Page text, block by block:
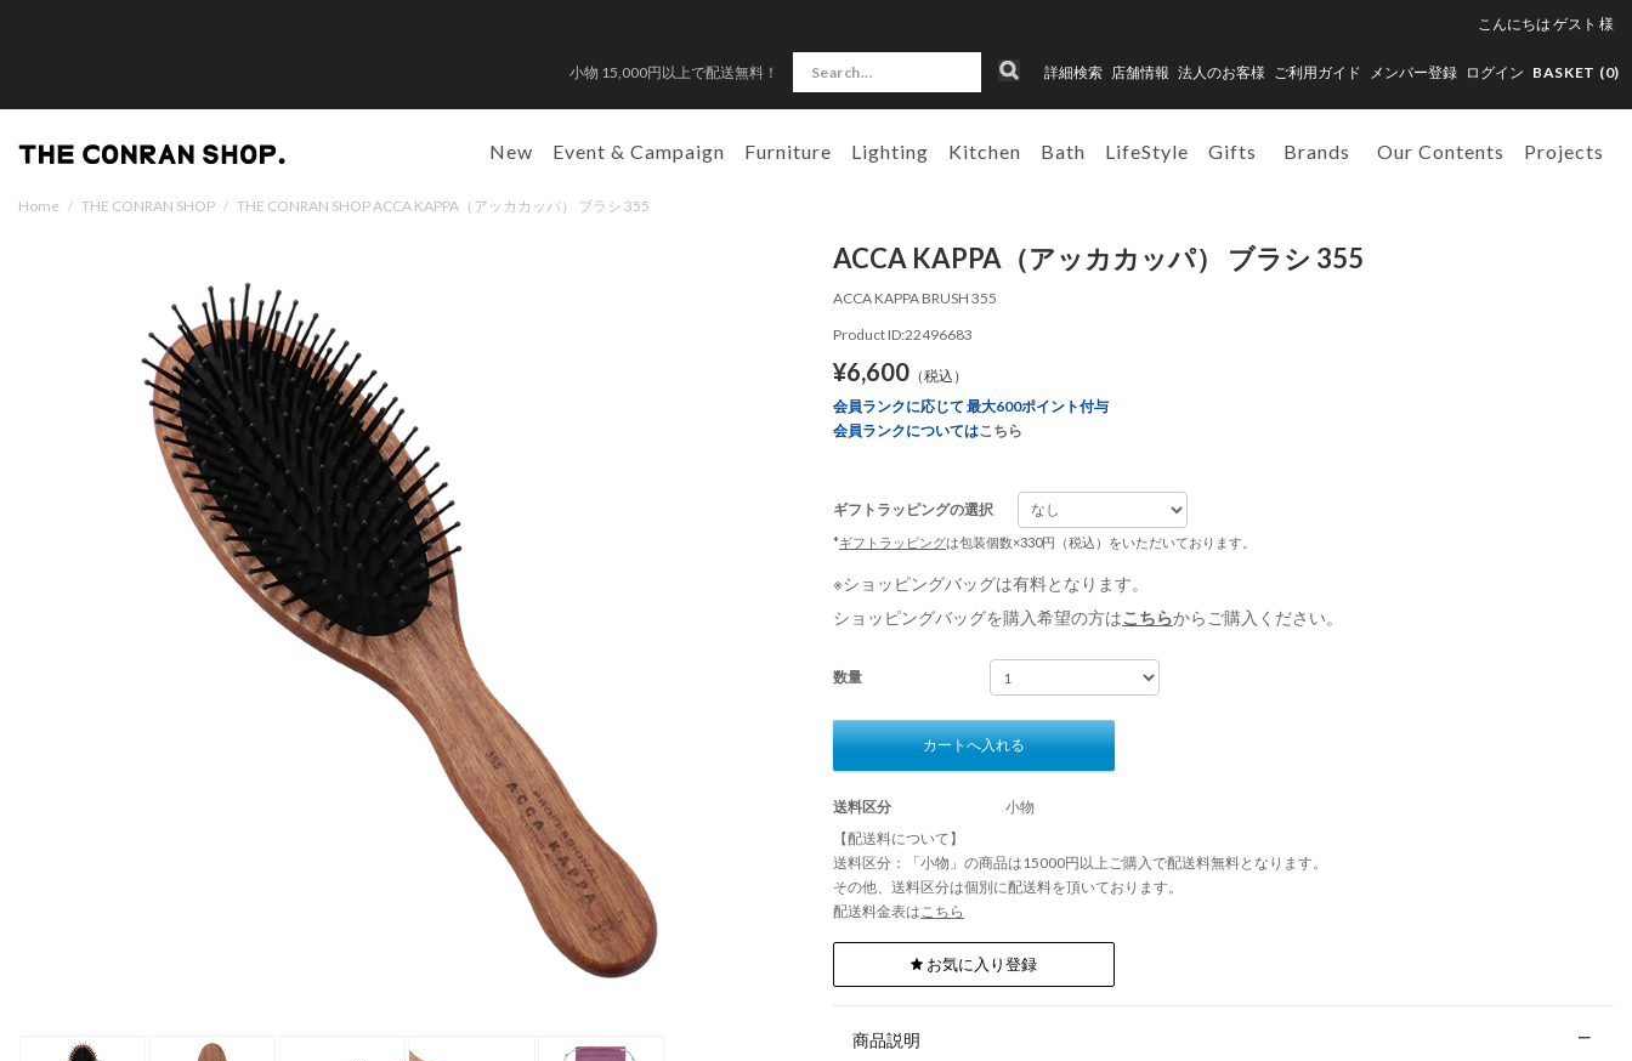
こんにちは ゲスト 様
小物 15,000円以上で配送無料！ 詳細検索 店舗情報 法人のお客様 ご利用ガイド メンバー登録 ログイン BASKET (0)
New Event & Campaign Furniture Lighting Kitchen Bath LifeStyle Gifts Brands Our Contents Projects
Home / THE CONRAN SHOP / THE CONRAN SHOP ACCA KAPPA（アッカカッパ） ブラシ 355
ACCA KAPPA（アッカカッパ） ブラシ 355
ACCA KAPPA BRUSH 355
Product ID:22496683
¥6,600（税込）
会員ランクに応じて 最大600ポイント付与
会員ランクについてはこちら
ギフトラッピングの選択
*ギフトラッピングは包装個数×330円（税込）をいただいております。
※ショッピングバッグは有料となります。
ショッピングバッグを購入希望の方はこちらからご購入ください。
数量
カートへ入れる
送料区分
小物
【配送料について】
送料区分：「小物」の商品は15000円以上ご購入で配送料無料となります。
その他、送料区分は個別に配送料を頂いております。
配送料金表はこちら
お気に入り登録
商品説明